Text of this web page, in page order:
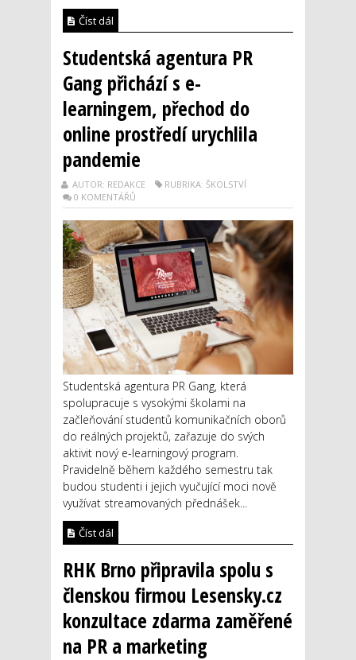
Číst dál
Studentská agentura PR
Gang přichází s e-
learningem, přechod do
online prostředí urychlila
pandemie
AUTOR: REDAKCE
RUBRIKA: ŠKOLSTVÍ
0 KOMENTÁŘŮ
Studentská agentura PR Gang, která
spolupracuje s vysokými školami na
začleňování studentů komunikačních oborů
do reálných projektů, zařazuje do svých
aktivit nový e-learningový program.
Pravidelně během každého semestru tak
budou studenti i jejich vyučující moci nově
využívat streamovaných přednášek...
Číst dál
RHK Brno připravila spolu s
členskou firmou Lesensky.cz
konzultace zdarma zaměřené
na PR a marketing